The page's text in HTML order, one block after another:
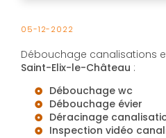
05-12-2022
Débouchage canalisations
Saint-Elix-le-Château :
Débouchage wc
Débouchage évier
Déracinage
Inspection vidéo